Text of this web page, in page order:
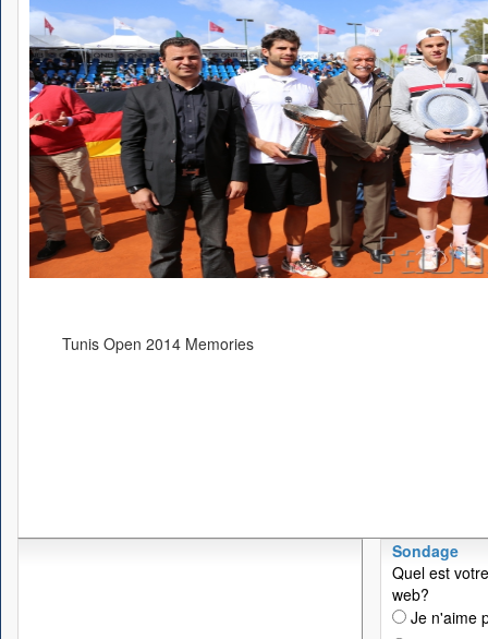
Tunis Open 2014 Memories
Sondage
Quel est
web?
Je n'aime